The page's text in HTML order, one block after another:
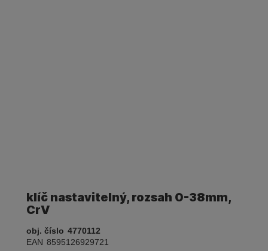
klíč nastavitelný, rozsah 0-38mm,
CrV
obj. číslo 4770112
EAN 8595126929721